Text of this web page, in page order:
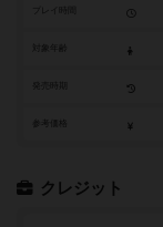
参考価格
クレジット